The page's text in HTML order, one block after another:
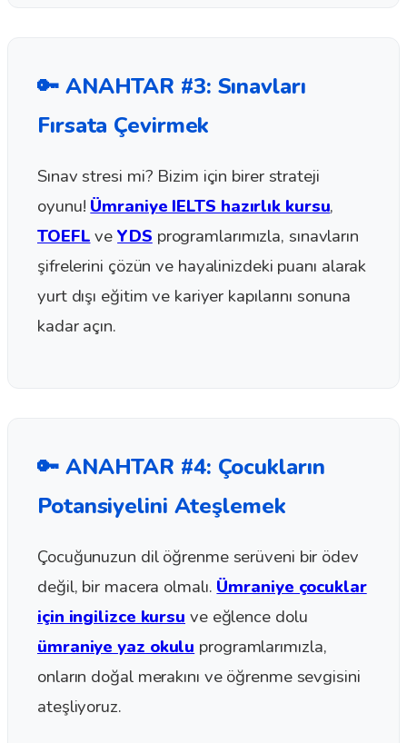
🔑 ANAHTAR #3: Sınavları
Fırsata Çevirmek
Sınav stresi mi? Bizim için birer strateji
oyunu! Ümraniye IELTS hazırlık kursu,
TOEFLveYDS programlarımızla, sınavların
şifrelerini çözün ve hayalinizdeki puanı alarak
yurt dışı eğitim ve kariyer kapılarını sonuna
kadar açın.
🔑 ANAHTAR #4: Çocukların
Potansiyelini Ateşlemek
Çocuğunuzun dil öğrenme serüveni bir ödev
değil, bir macera olmalı. Ümraniye çocuklar
için ingilizce kursu ve eğlence dolu
ümraniye yaz okulu programlarımızla,
onların doğal merakını ve öğrenme sevgisini
ateşliyoruz.